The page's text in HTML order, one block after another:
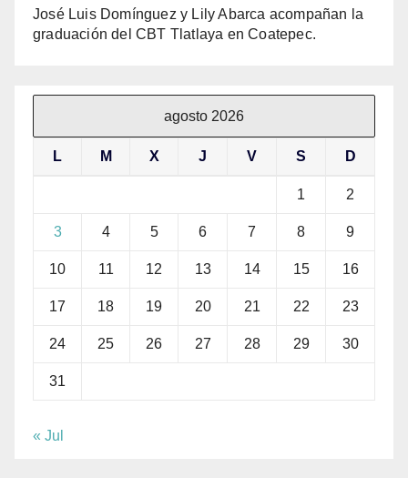
José Luis Domínguez y Lily Abarca acompañan la
graduación del CBT Tlatlaya en Coatepec.
agosto 2026
L M X J V S D
1 2
3 4 5 6 7 8 9
10 11 12 13 14 15 16
17 18 19 20 21 22 23
24 25 26 27 28 29 30
31
« Jul